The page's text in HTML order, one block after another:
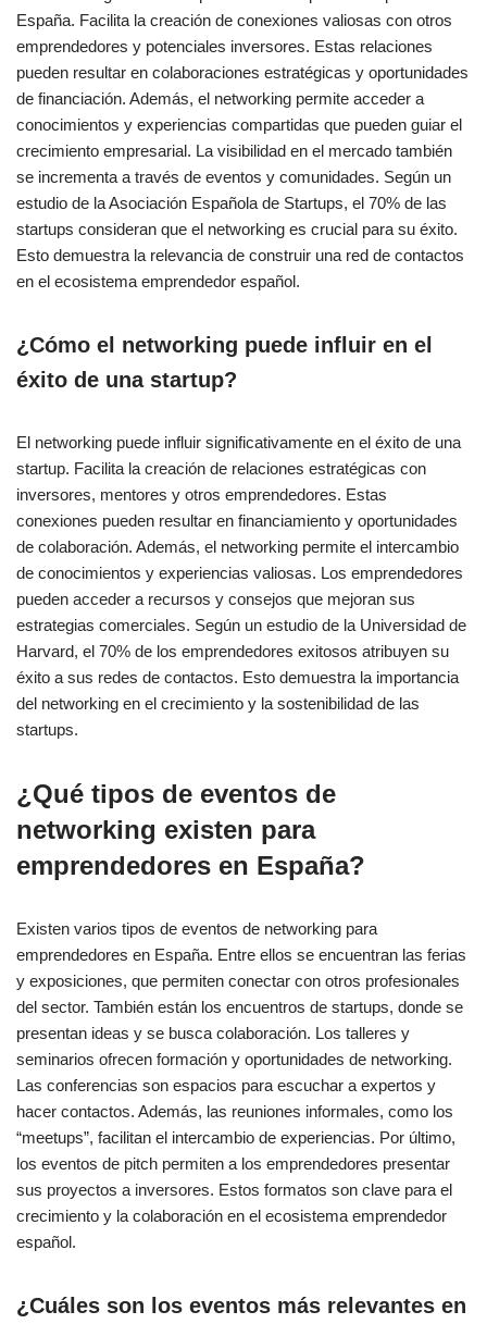
España. Facilita la creación de conexiones valiosas con otros
emprendedores y potenciales inversores. Estas relaciones
pueden resultar en colaboraciones estratégicas y oportunidades
de financiación. Además, el networking permite acceder a
conocimientos y experiencias compartidas que pueden guiar el
crecimiento empresarial. La visibilidad en el mercado también
se incrementa a través de eventos y comunidades. Según un
estudio de la Asociación Española de Startups, el 70% de las
startups consideran que el networking es crucial para su éxito.
Esto demuestra la relevancia de construir una red de contactos
en el ecosistema emprendedor español.
¿Cómo el networking puede influir en el
éxito de una startup?
El networking puede influir significativamente en el éxito de una
startup. Facilita la creación de relaciones estratégicas con
inversores, mentores y otros emprendedores. Estas
conexiones pueden resultar en financiamiento y oportunidades
de colaboración. Además, el networking permite el intercambio
de conocimientos y experiencias valiosas. Los emprendedores
pueden acceder a recursos y consejos que mejoran sus
estrategias comerciales. Según un estudio de la Universidad de
Harvard, el 70% de los emprendedores exitosos atribuyen su
éxito a sus redes de contactos. Esto demuestra la importancia
del networking en el crecimiento y la sostenibilidad de las
startups.
¿Qué tipos de eventos de
networking existen para
emprendedores en España?
Existen varios tipos de eventos de networking para
emprendedores en España. Entre ellos se encuentran las ferias
y exposiciones, que permiten conectar con otros profesionales
del sector. También están los encuentros de startups, donde se
presentan ideas y se busca colaboración. Los talleres y
seminarios ofrecen formación y oportunidades de networking.
Las conferencias son espacios para escuchar a expertos y
hacer contactos. Además, las reuniones informales, como los
“meetups”, facilitan el intercambio de experiencias. Por último,
los eventos de pitch permiten a los emprendedores presentar
sus proyectos a inversores. Estos formatos son clave para el
crecimiento y la colaboración en el ecosistema emprendedor
español.
¿Cuáles son los eventos más relevantes en